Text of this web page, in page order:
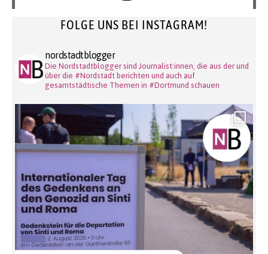
FOLGE UNS BEI INSTAGRAM!
nordstadtblogger
Die Nordstadtblogger sind Journalist:innen, die aus der und
über die #Nordstadt berichten und auch auf
gesamtstädtische Themen in #Dortmund schauen